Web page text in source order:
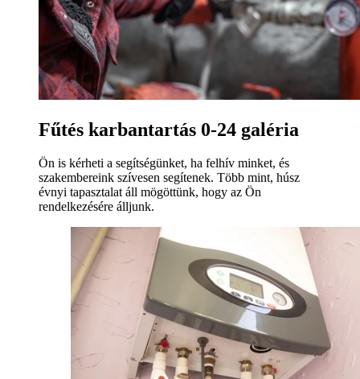
Fűtés karbantartás 0-24 galéria
Ön is kérheti a segítségünket, ha felhív minket, és
szakembereink szívesen segítenek. Több mint, húsz
évnyi tapasztalat áll mögöttünk, hogy az Ön
rendelkezésére álljunk.